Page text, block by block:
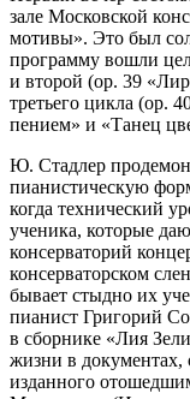
зале Московской
мотивы». Это был
программу вошли
и второй (ор. 39
третьего цикла (ор.
пением» и «Танец
Ю. Стадлер
пианистическую
когда технический
ученика, которые
консерваторий
консерваторском
бывает стыдно их
пианист Григорий
в сборнике «Лия
жизни в документах,
изданного